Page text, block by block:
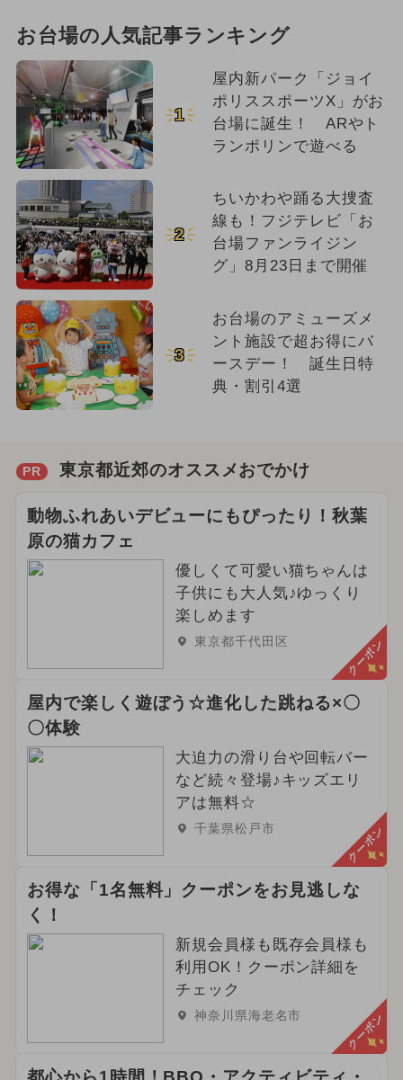
お台場の人気記事ランキング
1
屋内新パーク「ジョイ
ポリススポーツX」がお
台場に誕生！ ARやト
ランポリンで遊べる
2
ちいかわや踊る大捜査
線も！フジテレビ「お
台場ファンライジン
グ」8月23日まで開催
3
お台場のアミューズメ
ント施設で超お得にバ
ースデー！ 誕生日特
典・割引4選
PR 東京都近郊のオススメおでかけ
動物ふれあいデビューにもぴったり！秋葉
原の猫カフェ
優しくて可愛い猫ちゃんは
子供にも大人気♪ゆっくり
楽しめます
東京都千代田区 クーポン
屋内で楽しく遊ぼう☆進化した跳ねる×〇
〇体験
大迫力の滑り台や回転バー
など続々登場♪キッズエリ
アは無料☆
千葉県松戸市 クーポン
お得な「1名無料」クーポンをお見逃しな
く！
新規会員様も既存会員様も
利用OK！クーポン詳細を
チェック
神奈川県海老名市 クーポン